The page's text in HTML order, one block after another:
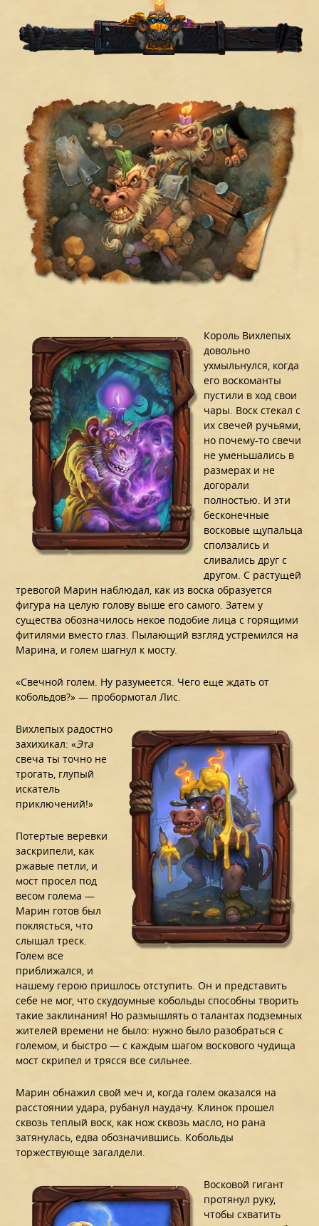
Король Вихлепых
довольно
ухмыльнулся, когда
его воскоманты
пустили в ход свои
чары. Воск стекал с
их свечей ручьями,
но почему-то свечи
не уменьшались в
размерах и не
догорали
полностью. И эти
бесконечные
восковые щупальца
сползались и
сливались друг с
другом. С растущей
тревогой Марин наблюдал, как из воска образуется
фигура на целую голову выше его самого. Затем у
существа обозначилось некое подобие лица с горящими
фитилями вместо глаз. Пылающий взгляд устремился на
Марина, и голем шагнул к мосту.
«Свечной голем. Ну разумеется. Чего еще ждать от
кобольдов?» — пробормотал Лис.
Вихлепых радостно
захихикал: «Эта
свеча ты точно не
трогать, глупый
искатель
приключений!»
Потертые веревки
заскрипели, как
ржавые петли, и
мост просел под
весом голема —
Марин готов был
поклясться, что
слышал треск.
Голем все
приближался, и
нашему герою пришлось отступить. Он и представить
себе не мог, что скудоумные кобольды способны творить
такие заклинания! Но размышлять о талантах подземных
жителей времени не было: нужно было разобраться с
големом, и быстро — с каждым шагом воскового чудища
мост скрипел и трясся все сильнее.
Марин обнажил свой меч и, когда голем оказался на
расстоянии удара, рубанул наудачу. Клинок прошел
сквозь теплый воск, как нож сквозь масло, но рана
затянулась, едва обозначившись. Кобольды
торжествующе загалдели.
Восковой гигант
протянул руку,
чтобы схватить